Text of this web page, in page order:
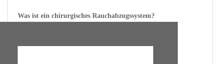
Was ist ein chirurgisches Rauchabzugssystem?